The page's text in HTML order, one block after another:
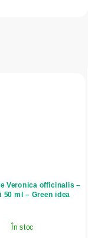
Veronica officinalis –
50 ml – Green idea
În stoc